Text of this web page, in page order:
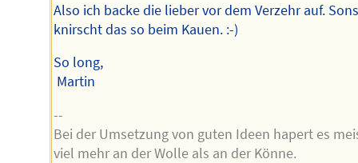
Also ich backe die lieber vor dem Verzehr auf.
knirscht das so beim Kauen. :-)
So long,
Martin
--
Bei der Umsetzung von guten Ideen hapert es
viel mehr an der Wolle als an der Könne.